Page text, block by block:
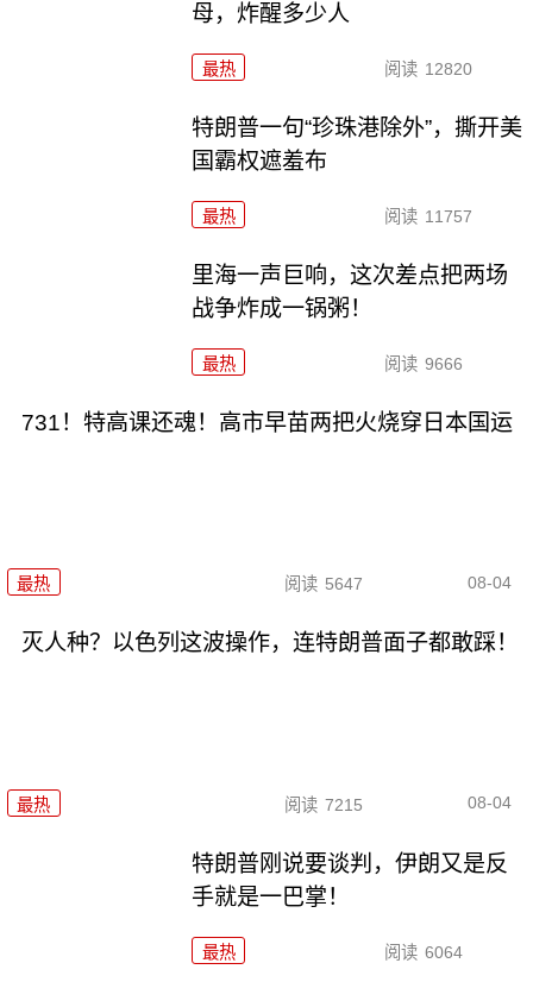
母，炸醒多少人
最热 阅读 12820
特朗普一句“珍珠港除外”，撕开美
国霸权遮羞布
最热 阅读 11757
里海一声巨响，这次差点把两场
战争炸成一锅粥！
最热 阅读 9666
731！特高课还魂！高市早苗两把火烧穿日本国运
最热 阅读 5647 08-04
灭人种？以色列这波操作，连特朗普面子都敢踩！
最热 阅读 7215 08-04
特朗普刚说要谈判，伊朗又是反
手就是一巴掌！
最热 阅读 6064